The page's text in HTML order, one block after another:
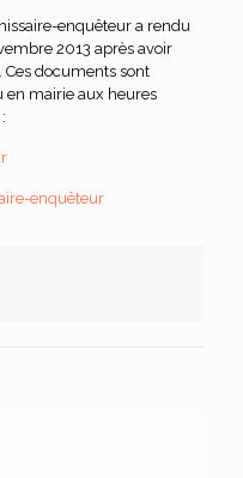
enquêteur a rendu
2013 après avoir
documents sont
en mairie aux heures
enquêteur